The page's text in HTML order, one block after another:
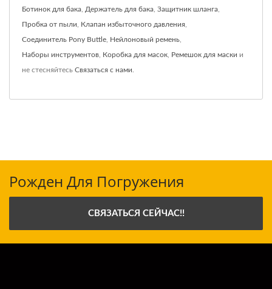
Ботинок для бака Держатель для бака Защитник шланга
Пробка от пыли Клапан избыточного давления
Соединитель Pony Buttle Нейлоновый ремень
Наборы инструментов Коробка для масок Ремешок для маски и
не стесняйтесь Связаться с нами
Рожден Для Погружения
СВЯЗАТЬСЯ СЕЙЧАС!!